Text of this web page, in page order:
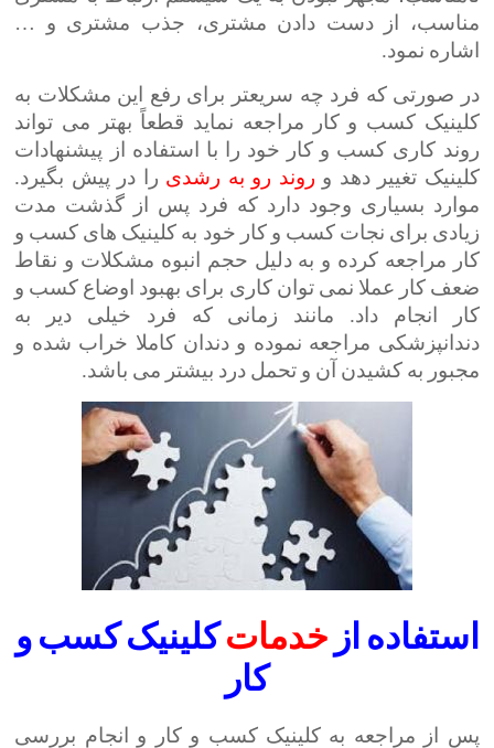
مناسب، از دست دادن مشتری، جذب مشتری و …
اشاره نمود.
در صورتی که فرد چه سریعتر برای رفع این مشکلات به
کلینیک کسب و کار مراجعه نماید قطعاً بهتر می تواند
روند کاری کسب و کار خود را با استفاده از پیشنهادات
کلینیک تغییر دهد و روند رو به رشدی را در پیش بگیرد.
موارد بسیاری وجود دارد که فرد پس از گذشت مدت
زیادی برای نجات کسب و کار خود به کلینیک های کسب و
کار مراجعه کرده و به دلیل حجم انبوه مشکلات و نقاط
ضعف کار عملا نمی توان کاری برای بهبود اوضاع کسب و
کار انجام داد. مانند زمانی که فرد خیلی دیر به
دندانپزشکی مراجعه نموده و دندان کاملا خراب شده و
مجبور به کشیدن آن و تحمل درد بیشتر می باشد.
استفاده از خدماتکلینیک کسب و
کار
پس از مراجعه به کلینیک کسب و کار و انجام بررسی